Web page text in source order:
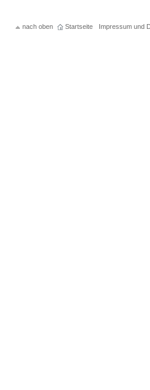
nach oben Startseite Impressum und